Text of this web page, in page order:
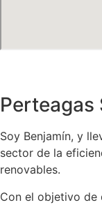
Perteagas
Soy Benjamín, y
sector de la
renovables.
Con el objetivo de